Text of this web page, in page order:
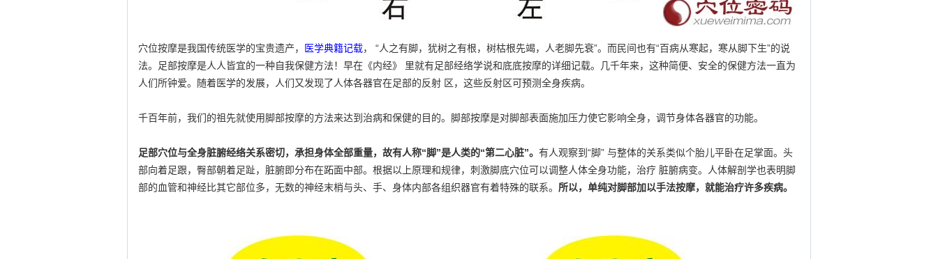
穴位按摩是我国传统医学的宝贵遗产， 医学典籍记载， “人之有脚，犹树之有根，树枯根先竭，人老脚先衰”。而民间也有“百病从寒起，寒从脚下生”的说
法。足部按摩是人人皆宜的一种自我保健方法！早在《内经》 里就有足部经络学说和底底按摩的详细记载。几千年来，这种简便、安全的保健方法一直为
人们所钟爱。随着医学的发展，人们又发现了人体各器官在足部的反射 区，这些反射区可预测全身疾病。
千百年前，我们的祖先就使用脚部按摩的方法来达到治病和保健的目的。脚部按摩是对脚部表面施加压力使它影响全身，调节身体各器官的功能。
足部穴位与全身脏腑经络关系密切，承担身体全部重量，故有人称“脚”是人类的“第二心脏”。 有人观察到“脚” 与整体的关系类似个胎儿平卧在足掌面。头
部向着足跟，臀部朝着足趾，脏腑即分布在跖面中部。根据以上原理和规律，刺激脚底穴位可以调整人体全身功能，治疗 脏腑病变。人体解剖学也表明脚
部的血管和神经比其它部位多，无数的神经末梢与头、手、身体内部各组织器官有着特殊的联系。 所以，单纯对脚部加以手法按摩，就能治疗许多疾病。